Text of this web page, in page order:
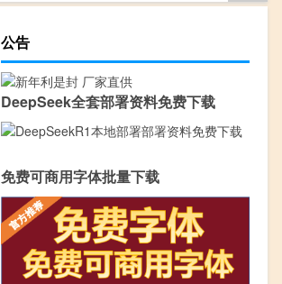
公告
DeepSeek全套部署资料免费下载
免费可商用字体批量下载